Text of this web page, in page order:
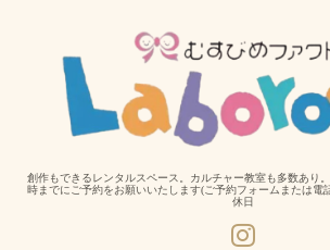
創作もできるレンタルスペース。カルチャー教室も多数あり
時までにご予約をお願いいたします(ご予約フォームまたは電
休日